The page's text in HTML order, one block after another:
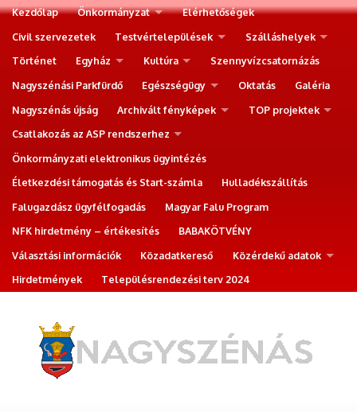
Kezdőlap Önkormányzat
Elérhetőségek
Civil szervezetek
Testvértelepülések
Szálláshelyek
Történet
Egyház Kultúra
Szennyvízcsatornázás
Nagyszénási Parkfürdő
Egészségügy Oktatás
Galéria
Nagyszénás újság
Archivált fényképek
TOP projektek
Csatlakozás az ASP rendszerhez
Önkormányzati elektronikus ügyintézés
Életkezdési támogatás és Start-számla
Hulladékszállítás
Falugazdász ügyfélfogadás
Magyar Falu Program
NFK hirdetmény – értékesítés
BABAKÖTVÉNY
Választási információk
Közadatkereső
Közérdekű adatok
Hirdetmények
Településrendezési terv 2024